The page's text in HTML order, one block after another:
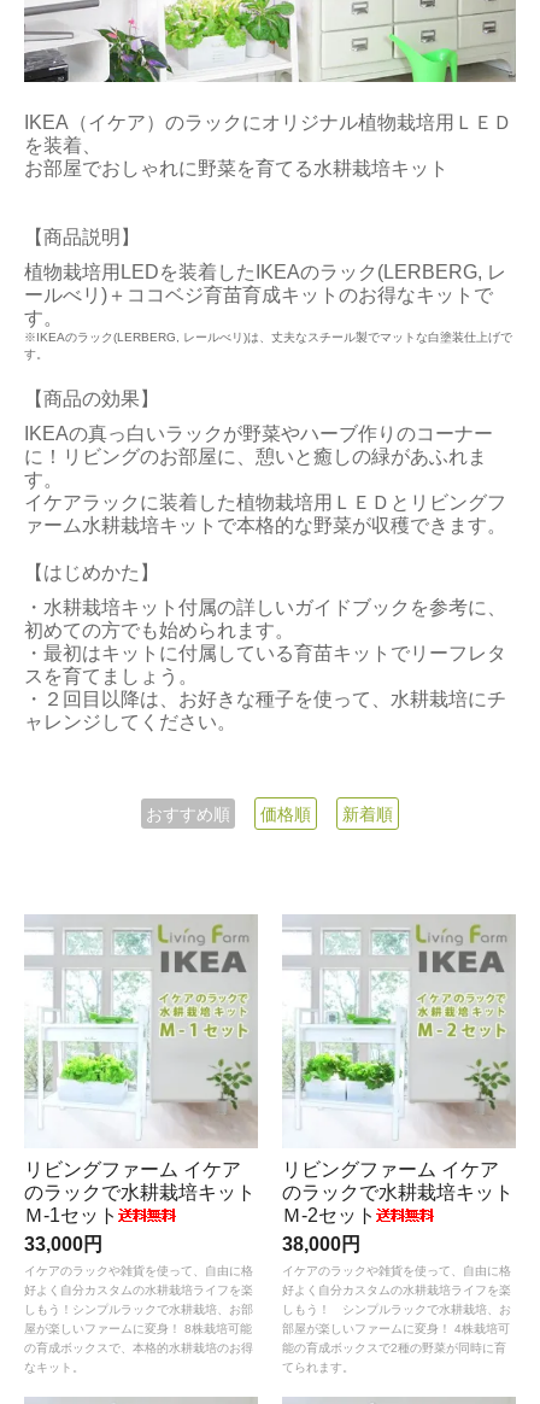
IKEA（イケア）のラックにオリジナル植物栽培用ＬＥＤ
を装着、
お部屋でおしゃれに野菜を育てる水耕栽培キット
【商品説明】
植物栽培用LEDを装着したIKEAのラック(LERBERG, レ
ールべリ)＋ココベジ育苗育成キットのお得なキットで
す。
※IKEAのラック(LERBERG, レールべリ)は、丈夫なスチール製でマットな白塗装仕上げで
す。
【商品の効果】
IKEAの真っ白いラックが野菜やハーブ作りのコーナー
に！リビングのお部屋に、憩いと癒しの緑があふれま
す。
イケアラックに装着した植物栽培用ＬＥＤとリビングフ
ァーム水耕栽培キットで本格的な野菜が収穫できます。
【はじめかた】
・水耕栽培キット付属の詳しいガイドブックを参考に、
初めての方でも始められます。
・最初はキットに付属している育苗キットでリーフレタ
スを育てましょう。
・２回目以降は、お好きな種子を使って、水耕栽培にチ
ャレンジしてください。
おすすめ順 価格順 新着順
リビングファーム イケア
のラックで水耕栽培キット
Ｍ-1セット
33,000円
イケアのラックや雑貨を使って、自由に格
好よく自分カスタムの水耕栽培ライフを楽
しもう！シンプルラックで水耕栽培、お部
屋が楽しいファームに変身！ 8株栽培可能
の育成ボックスで、本格的水耕栽培のお得
なキット。
リビングファーム イケア
のラックで水耕栽培キット
Ｍ-2セット
38,000円
イケアのラックや雑貨を使って、自由に格
好よく自分カスタムの水耕栽培ライフを楽
しもう！ シンプルラックで水耕栽培、お
部屋が楽しいファームに変身！ 4株栽培可
能の育成ボックスで2種の野菜が同時に育
てられます。